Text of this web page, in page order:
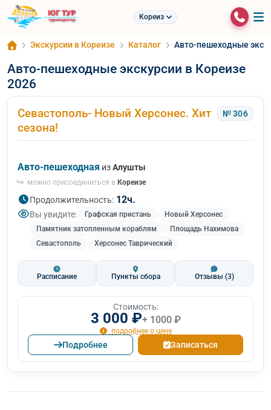
Кореиз
Экскурсии в Кореизе Каталог Авто-пешеходные
Авто-пешеходные экскурсии в Кореизе
2026
Севастополь- Новый Херсонес. Хит
сезона!
№ 306
Авто-пешеходная изАлушты
можно присоединиться в Кореизе
Продолжительность: 12ч.
Вы увидите: Графская пристань
Новый Херсонес
Памятник затопленным кораблям
Площадь Нахимова
Севастополь
Херсонес Таврический
Расписание Пункты сбора Отзывы (3)
Стоимость:
3 000 ₽+ 1000 ₽
подробнее о цене
Подробнее Записаться